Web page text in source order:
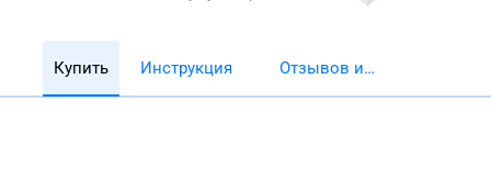
Купить Инструкция
Отзывов и